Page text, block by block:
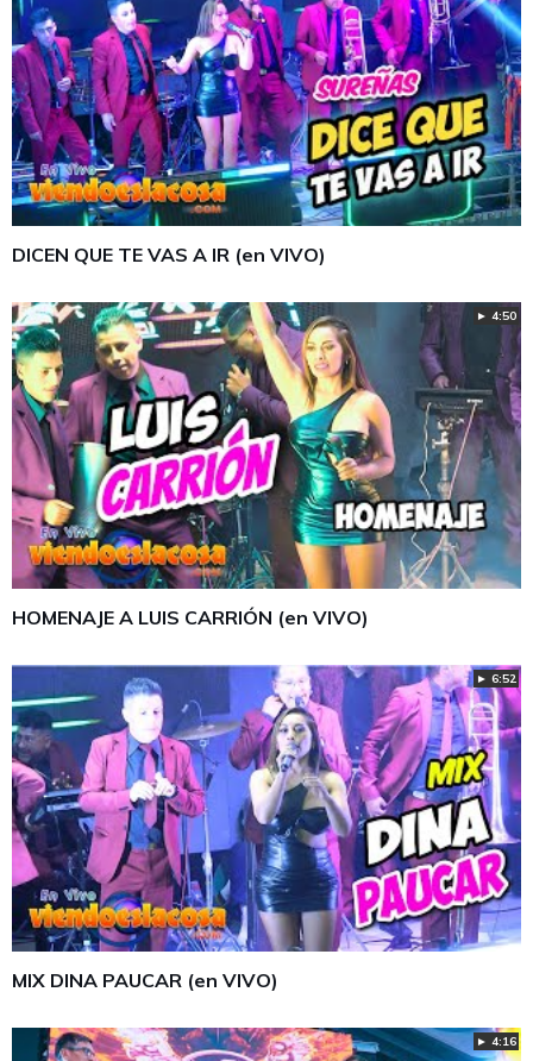
DICEN QUE TE VAS A IR (en VIVO)
► 4:50
HOMENAJE A LUIS CARRIÓN (en VIVO)
► 6:52
MIX DINA PAUCAR (en VIVO)
► 4:16